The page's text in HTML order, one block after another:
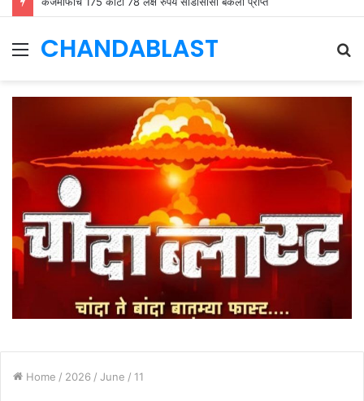
Menu
CHANDABLAST
Home / 2026 / June / 11